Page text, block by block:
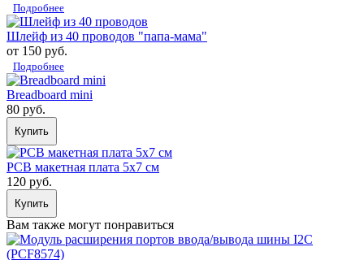
Подробнее
Шлейф из 40 проводов "папа-мама"
от 150 руб.
Подробнее
Breadboard mini
80 руб.
Купить
PCB макетная плата 5х7 см
120 руб.
Купить
Вам также могут понравиться